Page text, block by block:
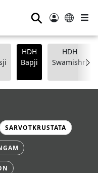
⚲
HDH
Bapji
HDH
Swamishri
SARVOTKRUSTATA